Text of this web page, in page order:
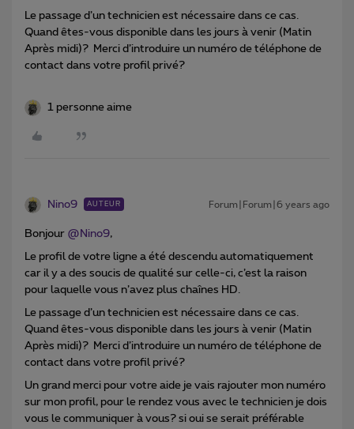
Le passage d’un technicien est nécessaire dans ce cas.
Quand êtes-vous disponible dans les jours à venir (Matin
Après midi)? Merci d’introduire un numéro de téléphone de
contact dans votre profil privé?
1 personne aime
Nino9 AUTEUR Forum|Forum|6 years ago
Bonjour @Nino9,
Le profil de votre ligne a été descendu automatiquement
car il y a des soucis de qualité sur celle-ci, c’est la raison
pour laquelle vous n’avez plus chaînes HD.
Le passage d’un technicien est nécessaire dans ce cas.
Quand êtes-vous disponible dans les jours à venir (Matin
Après midi)? Merci d’introduire un numéro de téléphone de
contact dans votre profil privé?
Un grand merci pour votre aide je vais rajouter mon numéro
sur mon profil, pour le rendez vous avec le technicien je dois
vous le communiquer à vous? si oui se serait préférable